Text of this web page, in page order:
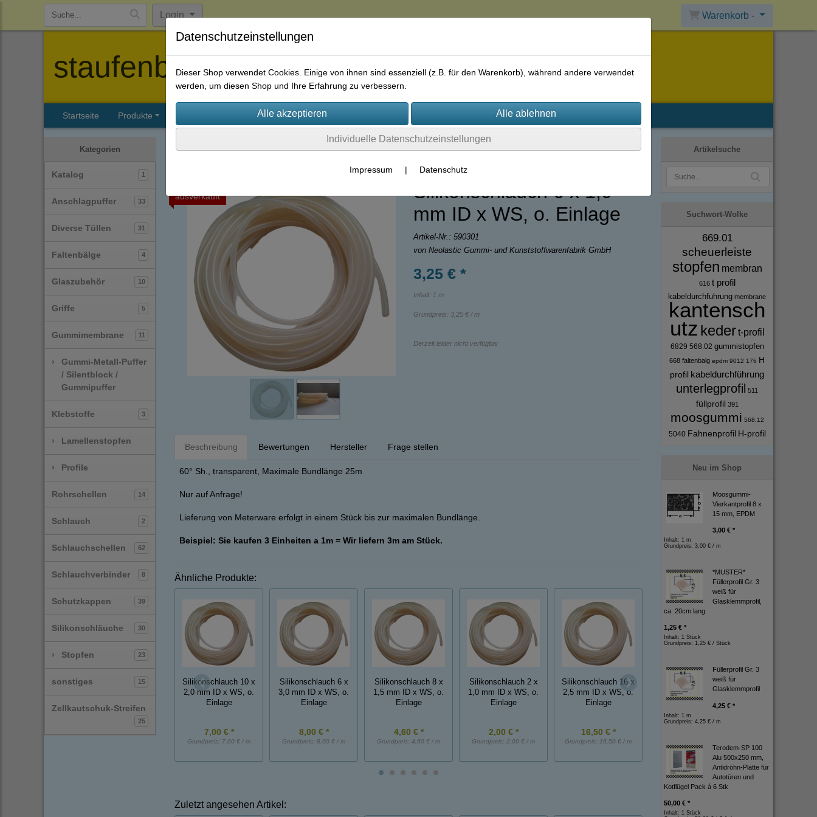
Login Warenkorb -
staufenbiel-berlin
Startseite Produkte Firmenhistorie AGB
Kategorien
Katalog 1
Anschlagpuffer 33
Diverse Tüllen 31
Faltenbälge 4
Glaszubehör 10
Griffe 5
Gummimembrane 11
›
Gummi-Metall-Puffer
/ Silentblock /
Gummipuffer
Klebstoffe 3
› Lamellenstopfen
› Profile
Rohrschellen 14
Schlauch 2
Schlauchschellen 62
Schlauchverbinder 8
Schutzkappen 39
Silikonschläuche 30
› Stopfen 23
sonstiges 15
Zellkautschuk-Streifen
25
ausverkauft
Silikonschlauch 6 x 1,0
mm ID x WS, o. Einlage
Artikel-Nr.: 590301
von Neolastic Gummi- und Kunststoffwarenfabrik GmbH
3,25 € *
Inhalt: 1 m
Grundpreis: 3,25 € / m
Derzeit leider nicht verfügbar
Beschreibung Bewertungen Hersteller Frage stellen
60° Sh., transparent, Maximale Bundlänge 25m
Nur auf Anfrage!
Lieferung von Meterware erfolgt in einem Stück bis zur maximalen Bundlänge.
Beispiel: Sie kaufen 3 Einheiten a 1m = Wir liefern 3m am Stück.
Ähnliche Produkte:
Silikonschlauch 10 x
2,0 mm ID x WS, o.
Einlage
7,00 € *
Grundpreis: 7,00 € / m
Silikonschlauch 6 x
3,0 mm ID x WS, o.
Einlage
8,00 € *
Grundpreis: 8,00 € / m
Silikonschlauch 8 x
1,5 mm ID x WS, o.
Einlage
4,60 € *
Grundpreis: 4,60 € / m
Silikonschlauch 2 x
1,0 mm ID x WS, o.
Einlage
2,00 € *
Grundpreis: 2,00 € / m
Silikonschlauch 16 x
2,5 mm ID x WS, o.
Einlage
16,50 € *
Grundpreis: 16,50 € / m
Silikonschlauch 5 x
1,0 mm ID x WS, o.
Einlage
5,0 mm ID x WS,
Zuletzt angesehen Artikel:
Artikelsuche
Suchwort-Wolke
669.01
scheuerleiste
stopfen membran
616 t profil
kabeldurchfuhrung membrane
kantensch
utz keder t-profil
6829 568.02 gummistopfen
668 faltenbalg epdm 9012 176 H
profil kabeldurchführung
unterlegprofil 511
füllprofil 391
moosgummi 568.12
5040 Fahnenprofil H-profil
Neu im Shop
Moosgummi-
Vierkantprofil 8 x
15 mm, EPDM
3,00 € *
Inhalt: 1 m
Grundpreis: 3,00 € / m
*MUSTER*
Füllerprofil Gr. 3
weiß für
Glasklemmprofil,
ca. 20cm lang
1,25 € *
Inhalt: 1 Stück
Grundpreis: 1,25 € / Stück
Füllerprofil Gr. 3
weiß für
Glasklemmprofil
4,25 € *
Inhalt: 1 m
Grundpreis: 4,25 € / m
Terodem-SP 100
Alu 500x250 mm,
Antidröhn-Platte für
Autotüren und
Kotflügel Pack á 6 Stk
50,00 € *
Inhalt: 1 Stück
Datenschutzeinstellungen
Dieser Shop verwendet Cookies. Einige von ihnen sind essenziell (z.B. für den Warenkorb), während andere verwendet
werden, um diesen Shop und Ihre Erfahrung zu verbessern.
Individuelle Datenschutzeinstellungen
Impressum | Datenschutz